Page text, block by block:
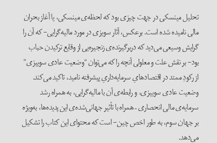
تحلیل مینسکی در جهت چیزی بود که لحظه‌ی مینسکی، یا آغاز بحران
مالی نامیده شده است. برعکس، آثار سویزی در مورد مالیه‌گرایی- که آن را
گرایش وسیعی می‌دید که دربر‌گیرنده‌ی زنجیره‌یی از وقایع ترکیدن حباب
بود- بر نقش علت و معلولی آنچه را که می‌توان “وضعیت عادی سوییزی”
از رکودِ ممتد در اقتصادهایِ سرمایه‌داریِ پیشرفته نامید، تاکید می‌کند.
وضعیت عادی سوییزی، و رابطه‌ی آن با مالیه‌گرایی، به همراه رشد
سرمایه‌ی مالی انحصاری – همراه با تأثیر جهانی‌شده‌ی این پدیده‌ها، به‌ویژه
بر جهان سوم، به‌ طور اخص چین- است که محتوای این کتاب را تشکیل
می‌دهد.